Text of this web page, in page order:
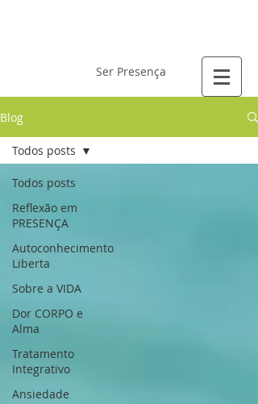
Ser Presença
Blog
Todos posts
Reflexão em
PRESENÇA
Autoconhecimento
Liberta
Sobre a VIDA
Dor CORPO e
Alma
Tratamento
Integrativo
Ansiedade
Todos posts